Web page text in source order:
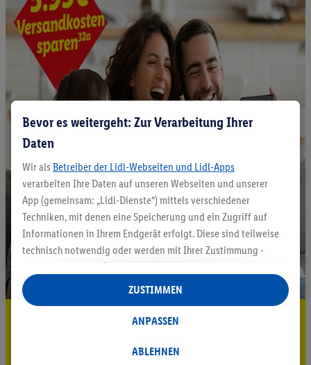
5.95 € Versand sparen³²ᵃ
Bevor es weitergeht: Zur Verarbeitung Ihrer
Daten
Wir als Betreiber der Lidl-Webseiten und Lidl-Apps
verarbeiten Ihre Daten auf unseren Webseiten und unserer
App (gemeinsam: „Lidl-Dienste“) mittels verschiedener
Techniken, mit denen eine Speicherung und ein Zugriff auf
Informationen in Ihrem Endgerät erfolgt. Diese sind teilweise
technisch notwendig oder werden mit Ihrer Zustimmung -
auch durch Partner (u.a.
Verantwortliche; im Zusammenhang mit dem IAB TCF
insgesamt
Statistik-Erstellung oder für personalisierte Werbung
Datenverarbeitungen für personalisierte Werbung werden
ABLEHNEN
ANPASSEN
ZUSTIMMEN